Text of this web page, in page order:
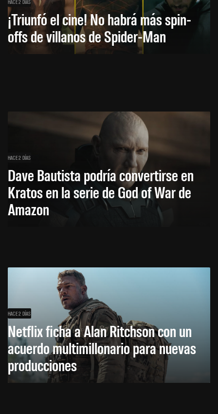
HACE 2 DÍAS
¡Triunfó el cine! No habrá más spin-
offs de villanos de Spider-Man
HACE 2 DÍAS
Dave Bautista podría convertirse en
Kratos en la serie de God of War de
Amazon
HACE 2 DÍAS
Netflix ficha a Alan Ritchson con un
acuerdo multimillonario para nuevas
producciones